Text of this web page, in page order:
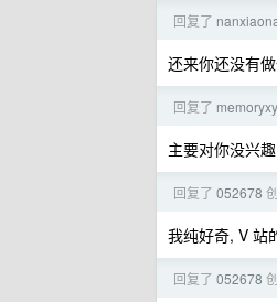
回复了
还来你还没有
回复了 memoryxy
主要对你没兴趣
回复了 052678
我纯好奇, V 站
回复了 052678